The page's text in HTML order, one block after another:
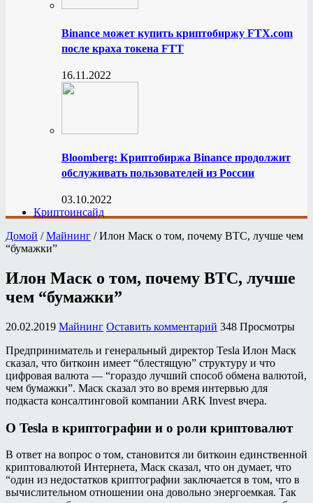
Binance может купить криптобиржу FTX.com
после краха токена FTT
16.11.2022
Bloomberg: Криптобиржа Binance продолжит
обслуживать пользователей из России
03.10.2022
Криптоинсайд
Домой / Майнинг / Илон Маск о том, почему BTC, лучше чем
“бумажки”
Илон Маск о том, почему BTC, лучше
чем “бумажки”
20.02.2019 Майнинг Оставить комментарий 348 Просмотры
Предприниматель и генеральный директор Tesla Илон Маск
сказал, что биткоин имеет “блестящую” структуру и что
цифровая валюта — “гораздо лучший способ обмена валютой,
чем бумажки”. Маск сказал это во время интервью для
подкаста консалтинговой компании ARK Invest вчера.
О Tesla в криптографии и о роли криптовалют
В ответ на вопрос о том, становится ли биткоин единственной
криптовалютой Интернета, Маск сказал, что он думает, что
“один из недостатков криптографии заключается в том, что в
вычислительном отношении она довольно энергоемкая. Так